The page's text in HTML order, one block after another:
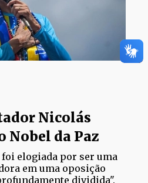
Nicolás
Nobel da Paz
elogiada por ser uma
em uma oposição
dividida".